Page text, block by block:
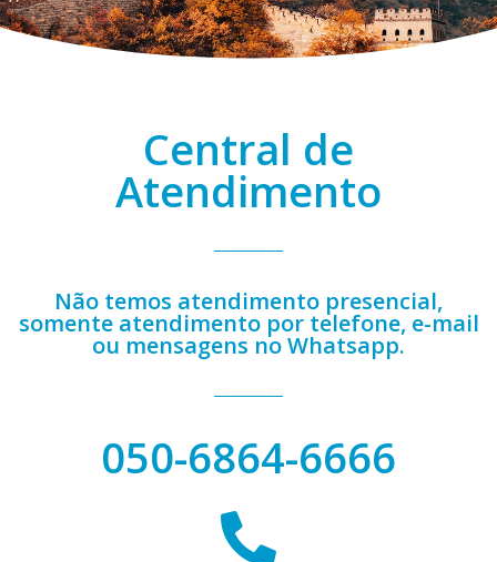
Central de
Atendimento
Não temos atendimento presencial,
somente atendimento por telefone, e-mail
ou mensagens no Whatsapp.
050-6864-6666